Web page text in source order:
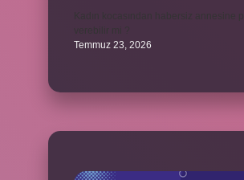
Temmuz 23, 2026